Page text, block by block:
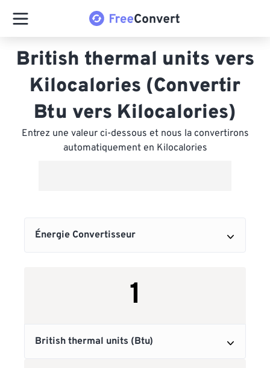
British thermal units vers
Kilocalories (Convertir
Btu vers Kilocalories)
Entrez une valeur ci-dessous et nous la convertirons
automatiquement en Kilocalories